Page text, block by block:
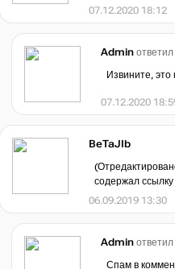
07.12.2020 18:12
Admin ответил
Извините,
07.12.2020
BeTaJIb
содержал
06.09.2019 13:30
Admin ответил
Спам в